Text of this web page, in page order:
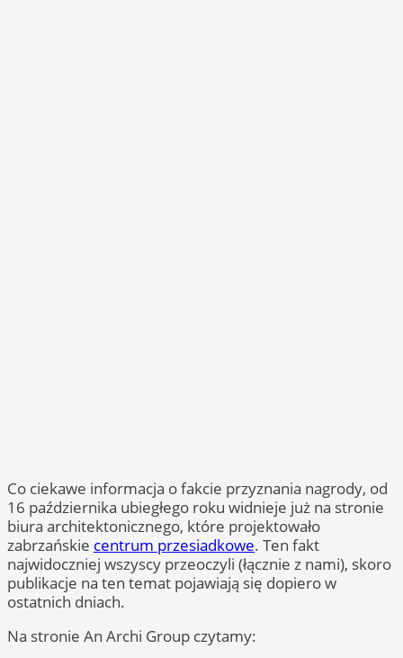
Co ciekawe informacja o fakcie przyznania nagrody, od
16 października ubiegłego roku widnieje już na stronie
biura architektonicznego, które projektowało
zabrzańskie centrum przesiadkowe. Ten fakt
najwidoczniej wszyscy przeoczyli (łącznie z nami), skoro
publikacje na ten temat pojawiają się dopiero w
ostatnich dniach.
Na stronie An Archi Group czytamy: